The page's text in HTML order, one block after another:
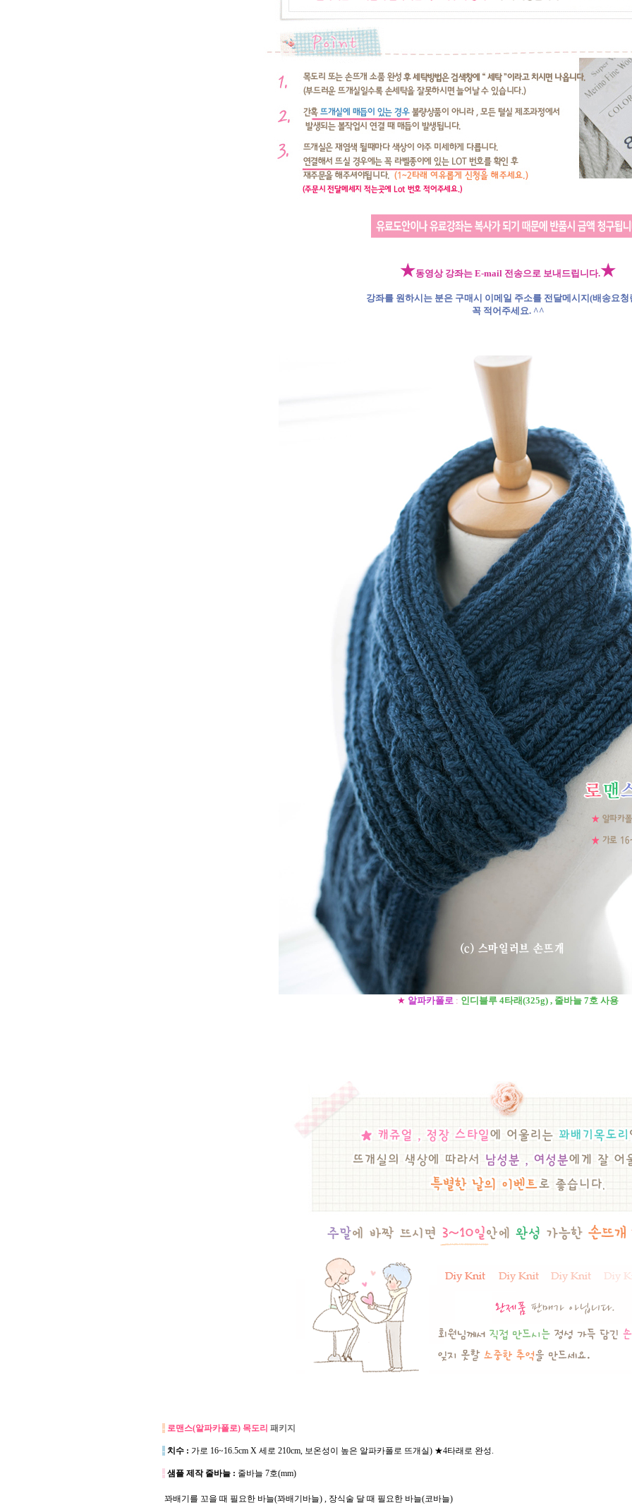
★동영상 강좌는 E-mail 전송으로 보내드립니다.★
강좌를 원하시는 분은 구매시 이메일 주소를 전달메시지(배송요청
꼭 적어주세요. ^^
★ 알파카폴로 : 인디블루 4타래(325g) , 줄바늘 7호 사용
- 로맨스(알파카폴로) 목도리 패키지
- 치수 : 가로 16~16.5cm X 세로 210cm, 보온성이 높은 알파카폴로 뜨개실) ★4타래로 완성.
- 샘플 제작 줄바늘 : 줄바늘 7호(mm)
꽈배기를 꼬을 때 필요한 바늘(꽈배기바늘) , 장식술 달 때 필요한 바늘(코바늘)